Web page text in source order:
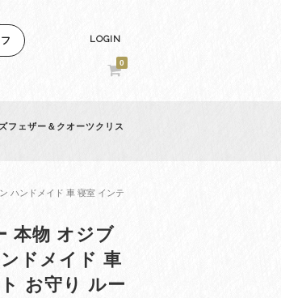
LOGIN
0
フェザー＆クオーツクリス
ハンドメイド 車 寝室 インテ
本物 オジブ
ドメイド 車
お守り ルー